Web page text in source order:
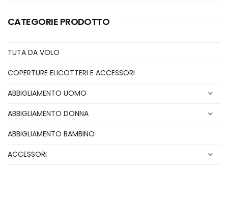
CATEGORIE PRODOTTO
TUTA DA VOLO
COPERTURE ELICOTTERI E ACCESSORI
ABBIGLIAMENTO UOMO
ABBIGLIAMENTO DONNA
ABBIGLIAMENTO BAMBINO
ACCESSORI